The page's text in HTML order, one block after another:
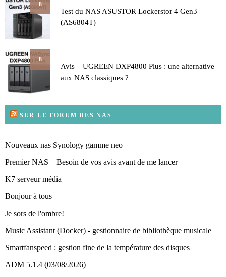
8
Test du NAS ASUSTOR Lockerstor 4 Gen3
(AS6804T)
8
Avis – UGREEN DXP4800 Plus : une alternative
aux NAS classiques ?
SUR LE FORUM DES NAS
Nouveaux nas Synology gamme neo+
Premier NAS – Besoin de vos avis avant de me lancer
K7 serveur média
Bonjour à tous
Je sors de l'ombre!
Music Assistant (Docker) - gestionnaire de bibliothèque musicale
Smartfanspeed : gestion fine de la température des disques
ADM 5.1.4 (03/08/2026)